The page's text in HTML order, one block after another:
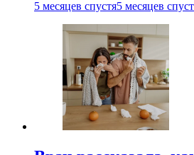
5 месяцев спустя5 месяцев